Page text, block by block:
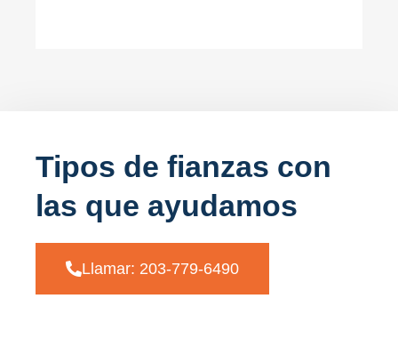
Tipos de fianzas con
las que ayudamos
Llamar: 203-779-6490